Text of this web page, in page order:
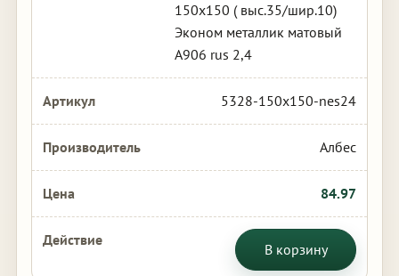
150х150 ( выс.35/шир.10)
Эконом металлик матовый
А906 rus 2,4
5328-150x150-nes24
Албес
84.97
В корзину